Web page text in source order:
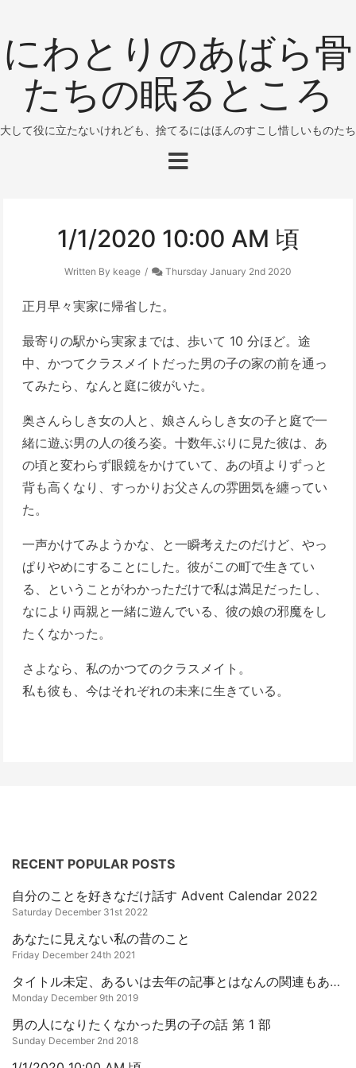
にわとりのあばら骨
たちの眠るところ
大して役に立たないけれども、捨てるにはほんのすこし惜しいものたち
1/1/2020 10:00 AM 頃
Written By keage Thursday January 2nd 2020
正月早々実家に帰省した。
最寄りの駅から実家までは、歩いて 10 分ほど。途
中、かつてクラスメイトだった男の子の家の前を通っ
てみたら、なんと庭に彼がいた。
奥さんらしき女の人と、娘さんらしき女の子と庭で一
緒に遊ぶ男の人の後ろ姿。十数年ぶりに見た彼は、あ
の頃と変わらず眼鏡をかけていて、あの頃よりずっと
背も高くなり、すっかりお父さんの雰囲気を纏ってい
た。
一声かけてみようかな、と一瞬考えたのだけど、やっ
ぱりやめにすることにした。彼がこの町で生きてい
る、ということがわかっただけで私は満足だったし、
なにより両親と一緒に遊んでいる、彼の娘の邪魔をし
たくなかった。
さよなら、私のかつてのクラスメイト。
私も彼も、今はそれぞれの未来に生きている。
RECENT POPULAR POSTS
自分のことを好きなだけ話す Advent Calendar 2022
Saturday December 31st 2022
あなたに見えない私の昔のこと
Friday December 24th 2021
タイトル未定、あるいは去年の記事とはなんの関連もあるはずもないとあるお話
Monday December 9th 2019
男の人になりたくなかった男の子の話 第 1 部
Sunday December 2nd 2018